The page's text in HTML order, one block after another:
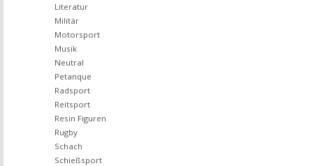
Literatur
Militär
Motorsport
Musik
Neutral
Petanque
Radsport
Reitsport
Resin Figuren
Rugby
Schach
Schießsport